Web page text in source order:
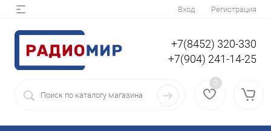
Вход Регистрация
+7(8452) 320-330
+7(904) 241-14-25
0